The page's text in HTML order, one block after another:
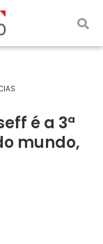
é a 3ª
mundo,